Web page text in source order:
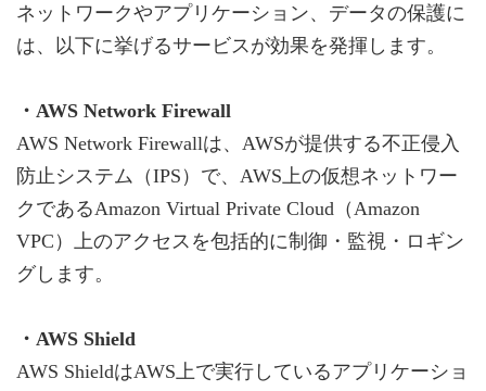
ネットワークやアプリケーション、データの保護に
は、以下に挙げるサービスが効果を発揮します。
・AWS Network Firewall
AWS Network Firewallは、AWSが提供する不正侵入
防止システム（IPS）で、AWS上の仮想ネットワー
クであるAmazon Virtual Private Cloud（Amazon
VPC）上のアクセスを包括的に制御・監視・ロギン
グします。
・AWS Shield
AWS ShieldはAWS上で実行しているアプリケーショ